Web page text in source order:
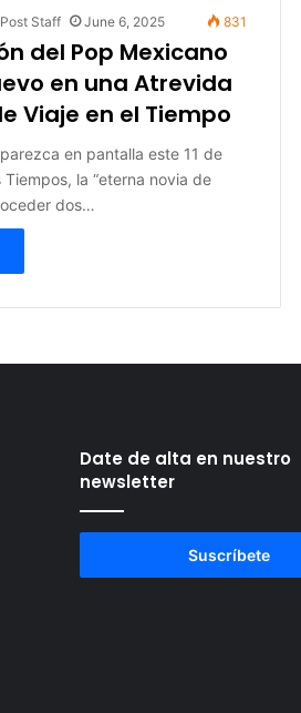
Staff June 6, 2025 831
del Pop Mexicano
en una Atrevida
Viaje en el Tiempo
en pantalla este 11 de
la “eterna novia de
dos…
Date de alta en nuestro
newsletter
Suscríbete